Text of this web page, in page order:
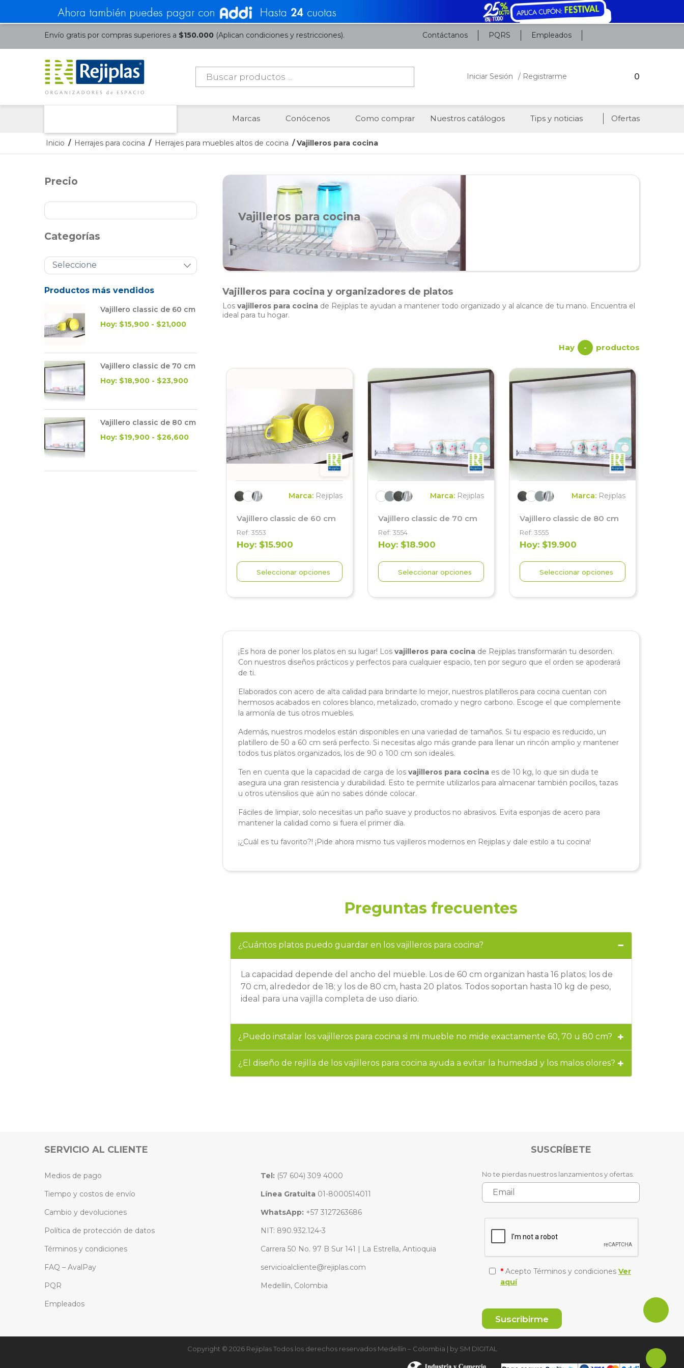
Envío gratis por compras superiores a $150.000 (Aplican condiciones y restricciones). Contáctanos PQRS Empleados
Búsqueda
productos
Iniciar Sesión / Registrarme 0
Marcas Conócenos Como comprar Nuestros catálogos Tips y noticias Ofertas
Inicio / Herrajes para cocina / Herrajes para muebles altos de cocina / Vajilleros para cocina
Precio
Categorías
Productos más vendidos
Vajillero classic de 60 cm
Hoy: $15,900 - $21,000
Vajillero classic de 70 cm
Hoy: $18,900 - $23,900
Vajillero classic de 80 cm
Hoy: $19,900 - $26,600
Vajilleros para cocina
Vajilleros para cocina y organizadores de platos
Los vajilleros para cocina de Rejiplas te ayudan a mantener todo organizado y al alcance de tu mano. Encuentra el
ideal para tu hogar.
Hay - productos
Marca: Rejiplas
Vajillero classic de 60 cm
Ref: 3553
Hoy: $15.900
Seleccionar opciones
Marca: Rejiplas
Vajillero classic de 70 cm
Ref: 3554
Hoy: $18.900
Seleccionar opciones
Marca: Rejiplas
Vajillero classic de 80 cm
Ref: 3555
Hoy: $19.900
Seleccionar opciones
¡Es hora de poner los platos en su lugar! Los vajilleros para cocina de Rejiplas transformarán tu desorden.
Con nuestros diseños prácticos y perfectos para cualquier espacio, ten por seguro que el orden se apoderará
de ti.
Elaborados con acero de alta calidad para brindarte lo mejor, nuestros platilleros para cocina cuentan con
hermosos acabados en colores blanco, metalizado, cromado y negro carbono. Escoge el que complemente
la armonía de tus otros muebles.
Además, nuestros modelos están disponibles en una variedad de tamaños. Si tu espacio es reducido, un
platillero de 50 a 60 cm será perfecto. Si necesitas algo más grande para llenar un rincón amplio y mantener
todos tus platos organizados, los de 90 o 100 cm son ideales.
Ten en cuenta que la capacidad de carga de los vajilleros para cocina es de 10 kg, lo que sin duda te
asegura una gran resistencia y durabilidad. Esto te permite utilizarlos para almacenar también pocillos, tazas
u otros utensilios que aún no sabes dónde colocar.
Fáciles de limpiar, solo necesitas un paño suave y productos no abrasivos. Evita esponjas de acero para
mantener la calidad como si fuera el primer día.
¡¿Cuál es tu favorito?! ¡Pide ahora mismo tus vajilleros modernos en Rejiplas y dale estilo a tu cocina!
Preguntas frecuentes
¿Cuántos platos puedo guardar en los vajilleros para cocina?
La capacidad depende del ancho del mueble. Los de 60 cm organizan hasta 16 platos; los de
70 cm, alrededor de 18; y los de 80 cm, hasta 20 platos. Todos soportan hasta 10 kg de peso,
ideal para una vajilla completa de uso diario.
¿Puedo instalar los vajilleros para cocina si mi mueble no mide exactamente 60, 70 u 80 cm?
¿El diseño de rejilla de los vajilleros para cocina ayuda a evitar la humedad y los malos olores?
SERVICIO AL CLIENTE
Medios de pago
Tiempo y costos de envío
Cambio y devoluciones
Política de protección de datos
Términos y condiciones
FAQ – AvalPay
PQR
Empleados
Tel: (57 604) 309 4000
Línea Gratuita 01-8000514011
WhatsApp: +57 3127263686
NIT: 890.932.124-3
Carrera 50 No. 97 B Sur 141 | La Estrella, Antioquia
servicioalcliente@rejiplas.com
Medellín, Colombia
SUSCRÍBETE
No te pierdas nuestros lanzamientos y ofertas.
* Acepto Términos y condiciones Ver
aquí
Copyright © 2026 Rejiplas Todos los derechos reservados Medellín – Colombia | by SM DIGITAL